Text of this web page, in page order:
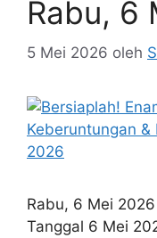
Rabu, 6
5 Mei 2026 oleh
Rabu, 6 Mei
Tanggal 6 Mei